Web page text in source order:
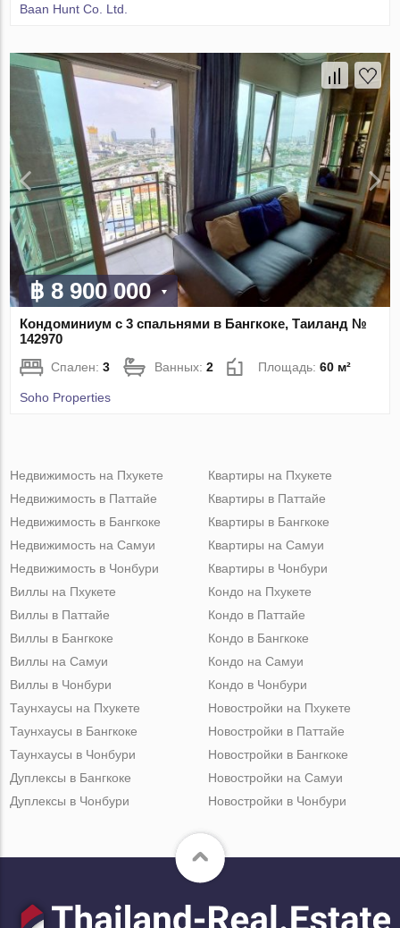
Baan Hunt Co. Ltd.
฿ 8 900 000
Кондоминиум с 3 спальнями в Бангкоке, Таиланд №
142970
Спален:3 Ванных:2 Площадь:60 м²
Soho Properties
Недвижимость на Пхукете
Недвижимость в Паттайе
Недвижимость в Бангкоке
Недвижимость на Самуи
Недвижимость в Чонбури
Квартиры на Пхукете
Квартиры в Паттайе
Квартиры в Бангкоке
Квартиры на Самуи
Квартиры в Чонбури
Виллы на Пхукете
Виллы в Паттайе
Виллы в Бангкоке
Виллы на Самуи
Виллы в Чонбури
Кондо на Пхукете
Кондо в Паттайе
Кондо в Бангкоке
Кондо на Самуи
Кондо в Чонбури
Таунхаусы на Пхукете
Таунхаусы в Бангкоке
Таунхаусы в Чонбури
Дуплексы в Бангкоке
Дуплексы в Чонбури
Новостройки на Пхукете
Новостройки в Паттайе
Новостройки в Бангкоке
Новостройки на Самуи
Новостройки в Чонбури